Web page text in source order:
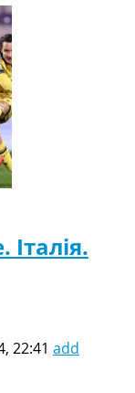
22:41 add